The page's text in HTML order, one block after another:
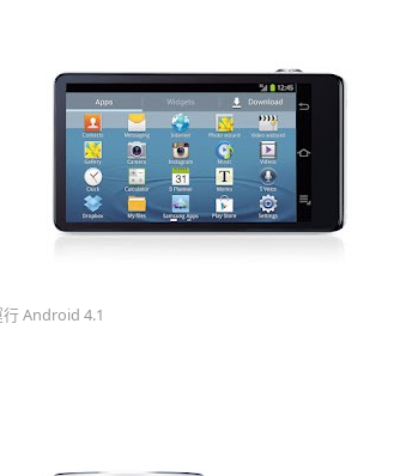
Android 4.1